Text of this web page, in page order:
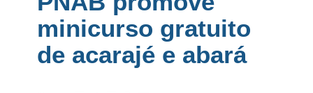
minicurso gratuito
de acarajé e abará